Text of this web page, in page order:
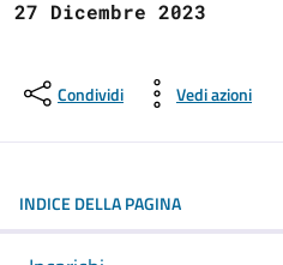
27 Dicembre 2023
Condividi Vedi azioni
INDICE DELLA PAGINA